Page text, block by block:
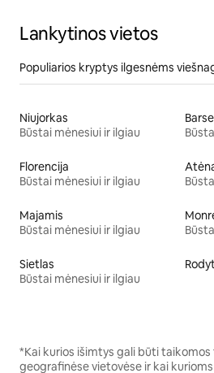
Lankytinos vietos
Populiarios kryptys ilgesnėms
Niujorkas
Būstai mėnesiui ir ilgiau
Florencija
Būstai mėnesiui ir ilgiau
Majamis
Būstai mėnesiui ir ilgiau
Sietlas
Būstai mėnesiui ir ilgiau
*Kai kurios išimtys gali būti
geografinėse vietovėse ir kai